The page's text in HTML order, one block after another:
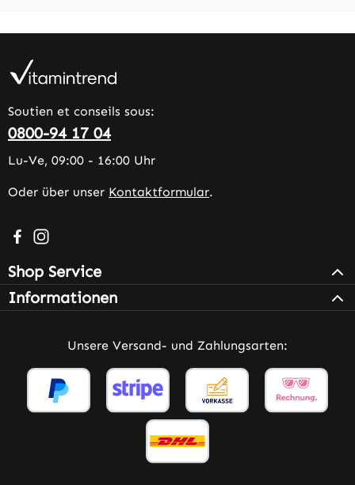
Soutien et conseils sous:
0800-94 17 04
Lu-Ve, 09:00 - 16:00 Uhr
Oder über unser Kontaktformular.
Besuche uns auf Facebook – öffnet in neuem Tab
Schau auf Instagram vorbei – öffnet in neuem Tab
Shop Service
Informationen
Unsere Versand- und Zahlungsarten: